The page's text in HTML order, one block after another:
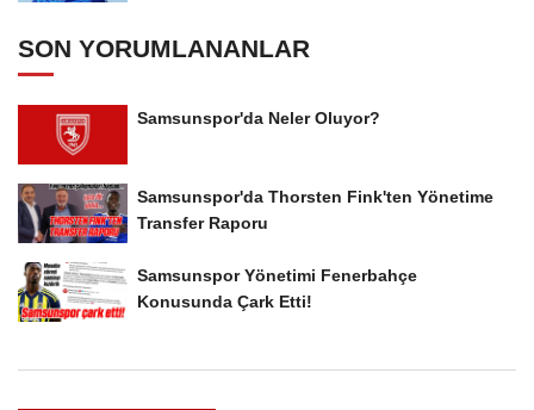
SON YORUMLANANLAR
Samsunspor'da Neler Oluyor?
Samsunspor'da Thorsten Fink'ten Yönetime
Transfer Raporu
Samsunspor Yönetimi Fenerbahçe
Konusunda Çark Etti!